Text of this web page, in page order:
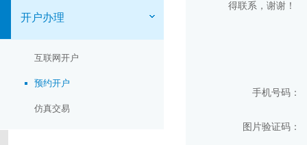
开户办理
互联网开户
预约开户
仿真交易
得联系，谢谢！
手机号码：
图片验证码：